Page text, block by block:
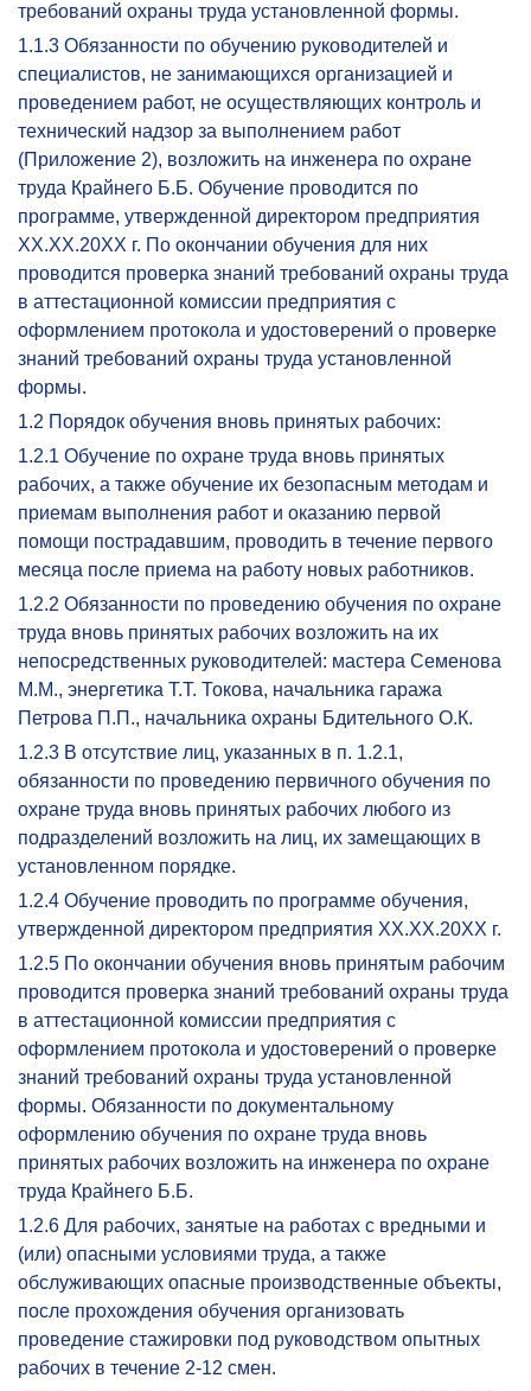
требований охраны труда установленной формы.
1.1.3 Обязанности по обучению руководителей и
специалистов, не занимающихся организацией и
проведением работ, не осуществляющих контроль и
технический надзор за выполнением работ
(Приложение 2), возложить на инженера по охране
труда Крайнего Б.Б. Обучение проводится по
программе, утвержденной директором предприятия
ХХ.ХХ.20ХХ г. По окончании обучения для них
проводится проверка знаний требований охраны труда
в аттестационной комиссии предприятия с
оформлением протокола и удостоверений о проверке
знаний требований охраны труда установленной
формы.
1.2 Порядок обучения вновь принятых рабочих:
1.2.1 Обучение по охране труда вновь принятых
рабочих, а также обучение их безопасным методам и
приемам выполнения работ и оказанию первой
помощи пострадавшим, проводить в течение первого
месяца после приема на работу новых работников.
1.2.2 Обязанности по проведению обучения по охране
труда вновь принятых рабочих возложить на их
непосредственных руководителей: мастера Семенова
М.М., энергетика Т.Т. Токова, начальника гаража
Петрова П.П., начальника охраны Бдительного О.К.
1.2.3 В отсутствие лиц, указанных в п. 1.2.1,
обязанности по проведению первичного обучения по
охране труда вновь принятых рабочих любого из
подразделений возложить на лиц, их замещающих в
установленном порядке.
1.2.4 Обучение проводить по программе обучения,
утвержденной директором предприятия ХХ.ХХ.20ХХ г.
1.2.5 По окончании обучения вновь принятым рабочим
проводится проверка знаний требований охраны труда
в аттестационной комиссии предприятия с
оформлением протокола и удостоверений о проверке
знаний требований охраны труда установленной
формы. Обязанности по документальному
оформлению обучения по охране труда вновь
принятых рабочих возложить на инженера по охране
труда Крайнего Б.Б.
1.2.6 Для рабочих, занятые на работах с вредными и
(или) опасными условиями труда, а также
обслуживающих опасные производственные объекты,
после прохождения обучения организовать
проведение стажировки под руководством опытных
рабочих в течение 2-12 смен.